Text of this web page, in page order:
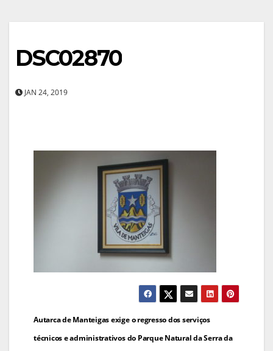
DSC02870
JAN 24, 2019
Navegação
de
Autarca de Manteigas exige o regresso dos serviços
técnicos e administrativos do Parque Natural da Serra da